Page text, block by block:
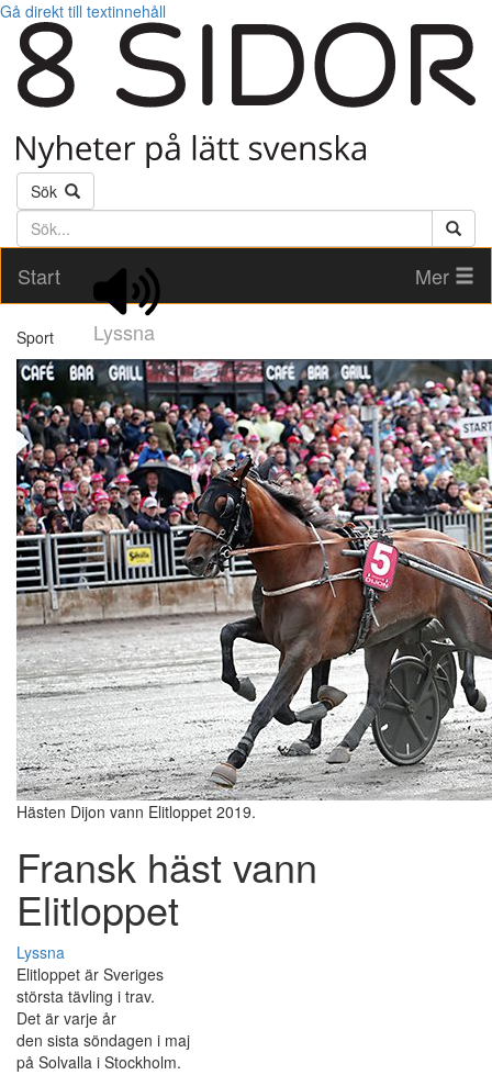
Gå direkt till textinnehåll
Sök
Söktext
Start
Lyssna
Mer
Sport
Hästen Dijon vann Elitloppet 2019.
Fransk häst vann
Elitloppet
Lyssna
Elitloppet är Sveriges
största tävling i trav.
Det är varje år
den sista söndagen i maj
på Solvalla i Stockholm.